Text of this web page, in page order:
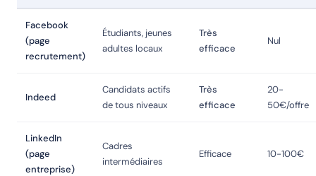
Facebook
(page
recrutement)
Étudiants, jeunes
adultes locaux
Très
efficace
Nul
Indeed
Candidats actifs
de tous niveaux
Très
efficace
20-
50€/offre
LinkedIn
(page
entreprise)
Cadres
intermédiaires
Efficace 10-100€